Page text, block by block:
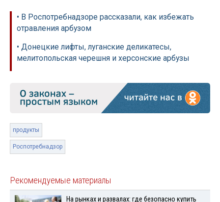
• В Роспотребнадзоре рассказали, как избежать
отравления арбузом
• Донецкие лифты, луганские деликатесы,
мелитопольская черешня и херсонские арбузы
продукты
Роспотребнадзор
Рекомендуемые материалы
На рынках и развалах: где безопасно купить